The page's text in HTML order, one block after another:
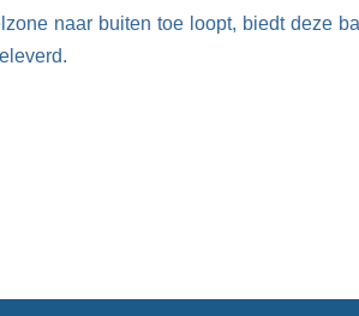
naar buiten toe loopt, biedt deze